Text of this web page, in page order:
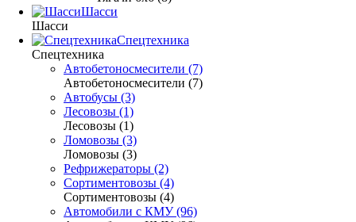
Шасси
Шасси
Спецтехника
Спецтехника
Автобетоносмесители (7)
Автобетоносмесители (7)
Автобусы (3)
Лесовозы (1)
Лесовозы (1)
Ломовозы (3)
Ломовозы (3)
Рефрижераторы (2)
Сортиментовозы (4)
Сортиментовозы (4)
Автомобили с КМУ (96)